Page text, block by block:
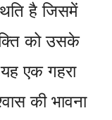
है जिसमें
को उसके
एक गहरा
की भावना